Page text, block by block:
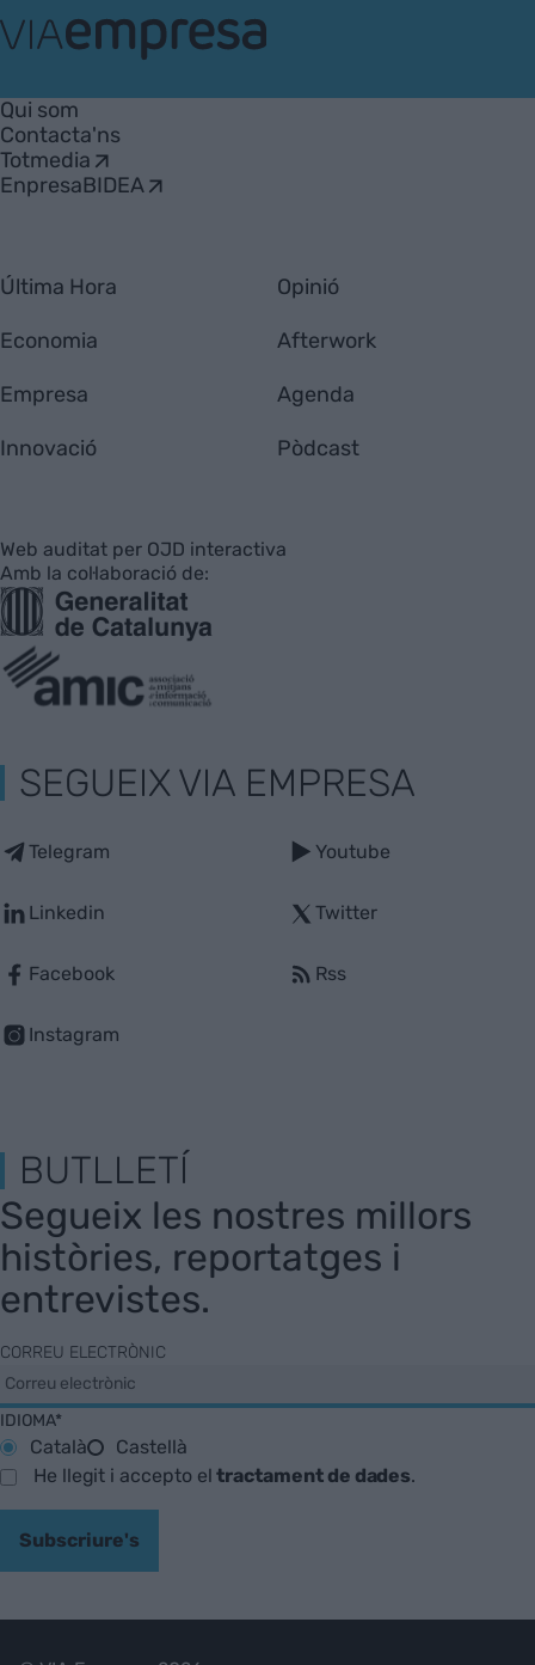
Empresa
Qui som
Contacta'ns
Totmedia
EnpresaBIDEA
Última Hora
Economia
Empresa
Innovació
Opinió
Afterwork
Agenda
Pòdcast
Web auditat per OJD interactiva
Amb la col·laboració de:
SEGUEIX VIA EMPRESA
Telegram
Linkedin
Facebook
Instagram
Youtube
Twitter
Rss
BUTLLETÍ
Segueix les nostres millors
històries, reportatges i
entrevistes.
CORREU ELECTRÒNIC
IDIOMA*
Català
Castellà
He llegit i accepto eltractament de dades.
Subscriure's